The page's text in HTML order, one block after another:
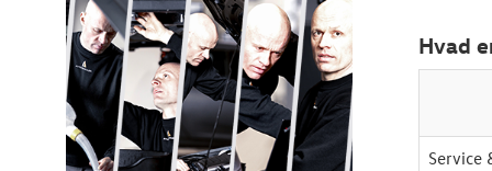
Hvad
Service